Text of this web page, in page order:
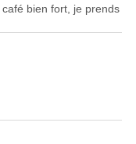
café bien fort, je prends